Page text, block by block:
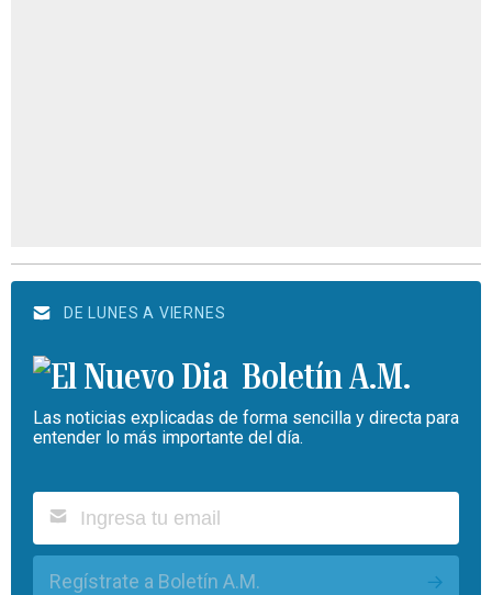
DE LUNES A VIERNES
Boletín A.M.
Las noticias explicadas de forma sencilla y directa para
entender lo más importante del día.
Regístrate a Boletín A.M.